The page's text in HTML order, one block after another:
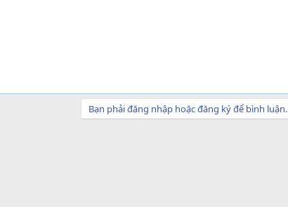
Bạn phải đăng nhập hoặc đăng ký để bình luận.